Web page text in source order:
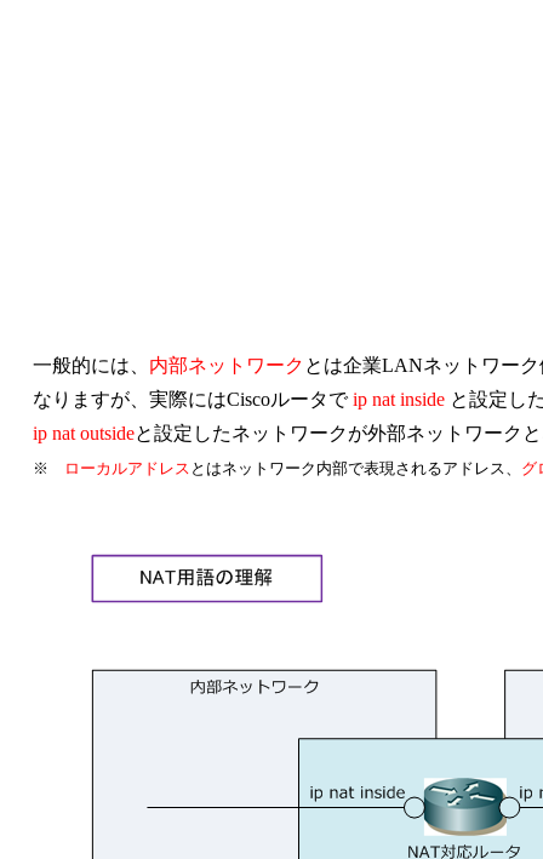
一般的には、 内部ネットワーク とは企業LANネットワー
なりますが、実際にはCiscoルータでip nat inside と設定し
ip nat outsideと設定したネットワークが外部ネットワーク
※ ローカルアドレス とはネットワーク内部で表現されるアドレス、 グ